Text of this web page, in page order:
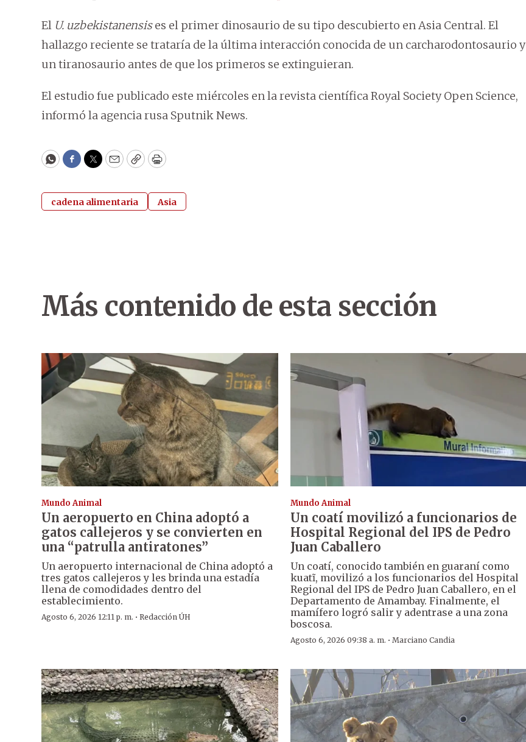
El U. uzbekistanensises el primer dinosaurio de su tipo descubierto en Asia Central. El
hallazgo reciente se trataría de la última interacción conocida de un carcharodontosaurio y
un tiranosaurio antes de que los primeros se extinguieran.
El estudio fue publicado este miércoles en la revista científica Royal Society Open Science,
informó la agencia rusa Sputnik News.
WhatsApp
Facebook
Twitter
EmailCopyPrint
cadena alimentaria Asia
Más contenido de esta sección
Mundo Animal
Un aeropuerto en China adoptó a
gatos callejeros y se convierten en
una “patrulla antiratones”
Un aeropuerto internacional de China adoptó a
tres gatos callejeros y les brinda una estadía
llena de comodidades dentro del
establecimiento.
Agosto 6, 2026 12:11 p. m. · Redacción ÚH
Mundo Animal
Un coatí movilizó a funcionarios de
Hospital Regional del IPS de Pedro
Juan Caballero
Un coatí, conocido también en guaraní como
kuatĩ, movilizó a los funcionarios del Hospital
Regional del IPS de Pedro Juan Caballero, en el
Departamento de Amambay. Finalmente, el
mamífero logró salir y adentrase a una zona
boscosa.
Agosto 6, 2026 09:38 a. m. ·Marciano Candia